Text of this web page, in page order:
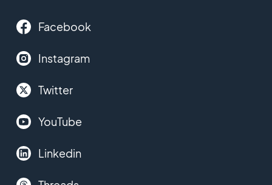
Facebook
Instagram
Twitter
YouTube
Linkedin